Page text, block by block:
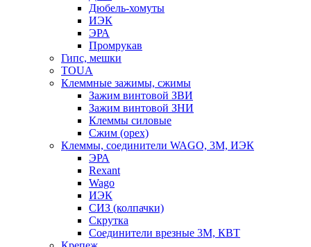
Дюбель-хомуты
ИЭК
ЭРА
Промрукав
Гипс, мешки
TOUA
Клеммные зажимы, сжимы
Зажим винтовой ЗВИ
Зажим винтовой ЗНИ
Клеммы силовые
Сжим (орех)
Клеммы, соединители WAGO, 3M, ИЭК
ЭРА
Rexant
Wago
ИЭК
СИЗ (колпачки)
Скрутка
Соединители врезные 3M, КВТ